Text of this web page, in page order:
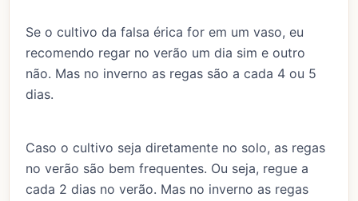
Se o cultivo da falsa érica for em um vaso, eu
recomendo regar no verão um dia sim e outro
não. Mas no inverno as regas são a cada 4 ou 5
dias.
Caso o cultivo seja diretamente no solo, as regas
no verão são bem frequentes. Ou seja, regue a
cada 2 dias no verão. Mas no inverno as regas